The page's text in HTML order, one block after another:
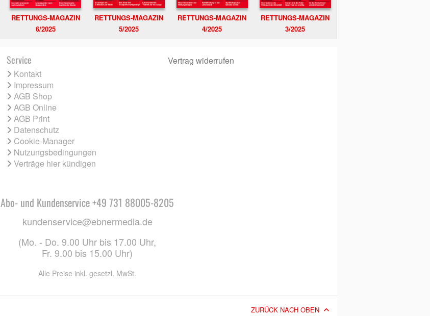
RETTUNGS-MAGAZIN
6/2025
RETTUNGS-MAGAZIN
5/2025
RETTUNGS-MAGAZIN
4/2025
RETTUNGS-MAGAZIN
3/2025
Service
Kontakt
Impressum
AGB Shop
AGB Online
AGB Print
Datenschutz
Cookie-Manager
Nutzungsbedingungen
Verträge hier kündigen
Vertrag widerrufen
Abo- und Kundenservice +49 731 88005-8205
kundenservice@ebnermedia.de
(Mo. - Do. 9.00 Uhr bis 17.00 Uhr,
Fr. 9.00 bis 15.00 Uhr)
Alle Preise inkl. gesetzl. MwSt.
ZURÜCK NACH OBEN